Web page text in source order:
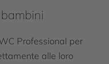
Professional per
alle loro